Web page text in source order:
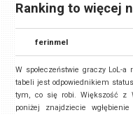
Ranking to więcej
ferinmel
W społeczeństwie graczy LoL-a
tabeli jest odpowiednikiem
tym, co się robi. Większość z
poniżej znajdziecie